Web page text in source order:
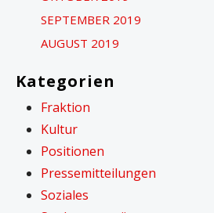
SEPTEMBER 2019
AUGUST 2019
Kategorien
Fraktion
Kultur
Positionen
Pressemitteilungen
Soziales